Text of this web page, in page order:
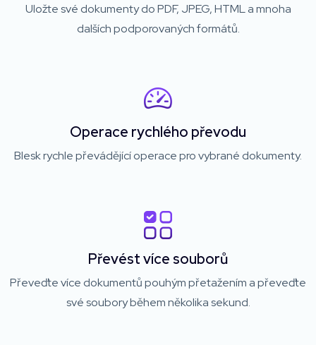
Uložte své dokumenty do PDF, JPEG, HTML a mnoha
dalších podporovaných formátů.
Operace rychlého převodu
Blesk rychle převádějící operace pro vybrané dokumenty.
Převést více souborů
Převeďte více dokumentů pouhým přetažením a převeďte
své soubory během několika sekund.